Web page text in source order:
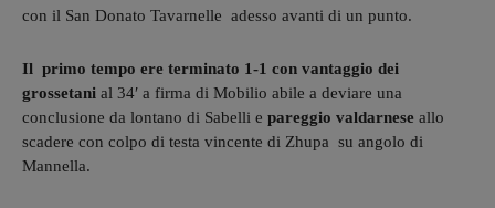
con il San Donato Tavarnelle adesso avanti di un punto.
Il primo tempo ere terminato 1-1 con vantaggio dei
grossetani al 34′ a firma di Mobilio abile a deviare una
conclusione da lontano di Sabelli e pareggio valdarnese allo
scadere con colpo di testa vincente di Zhupa su angolo di
Mannella.